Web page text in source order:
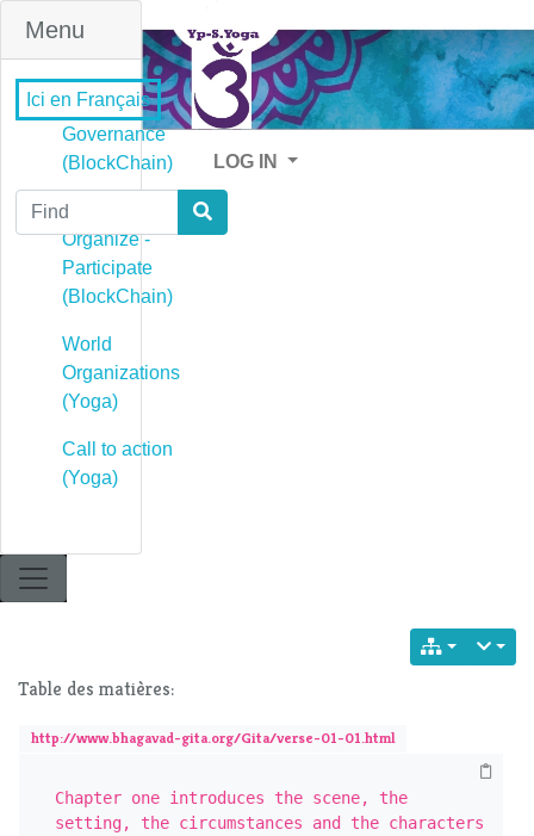
Menu
Governance
(BlockChain)
Governance -
Organize -
Participate
(BlockChain)
World
Organizations
(Yoga)
Call to action
(Yoga)
Ici en Français
LOG IN
Find
Table des matières:
http://www.bhagavad-gita.org/Gita/verse-01-01.html
Chapter one introduces the scene, the
setting, the circumstances and the characters